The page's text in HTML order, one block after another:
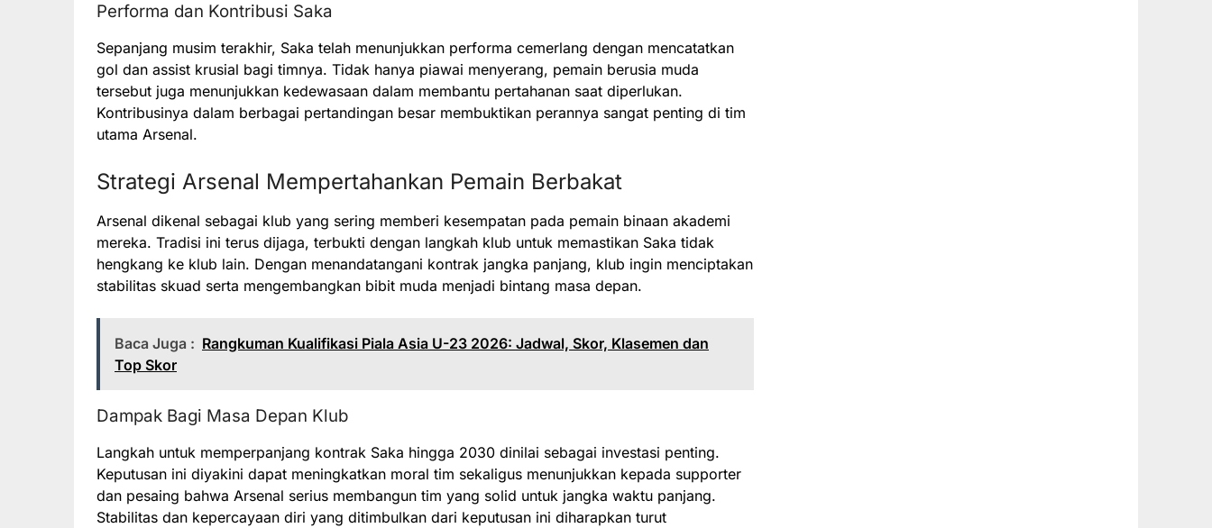
Performa dan Kontribusi Saka
Sepanjang musim terakhir, Saka telah menunjukkan performa cemerlang dengan mencatatkan
gol dan assist krusial bagi timnya. Tidak hanya piawai menyerang, pemain berusia muda
tersebut juga menunjukkan kedewasaan dalam membantu pertahanan saat diperlukan.
Kontribusinya dalam berbagai pertandingan besar membuktikan perannya sangat penting di tim
utama Arsenal.
Strategi Arsenal Mempertahankan Pemain Berbakat
Arsenal dikenal sebagai klub yang sering memberi kesempatan pada pemain binaan akademi
mereka. Tradisi ini terus dijaga, terbukti dengan langkah klub untuk memastikan Saka tidak
hengkang ke klub lain. Dengan menandatangani kontrak jangka panjang, klub ingin menciptakan
stabilitas skuad serta mengembangkan bibit muda menjadi bintang masa depan.
Baca Juga : Rangkuman Kualifikasi Piala Asia U-23 2026: Jadwal, Skor, Klasemen dan
Top Skor
Dampak Bagi Masa Depan Klub
Langkah untuk memperpanjang kontrak Saka hingga 2030 dinilai sebagai investasi penting.
Keputusan ini diyakini dapat meningkatkan moral tim sekaligus menunjukkan kepada supporter
dan pesaing bahwa Arsenal serius membangun tim yang solid untuk jangka waktu panjang.
Stabilitas dan kepercayaan diri yang ditimbulkan dari keputusan ini diharapkan turut